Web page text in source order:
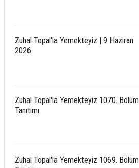
Zuhal Topal'la Yemekteyiz | 9 Haziran
2026
Zuhal Topal'la Yemekteyiz 1070. Bölüm
Tanıtımı
Zuhal Topal'la Yemekteyiz 1069. Bölüm